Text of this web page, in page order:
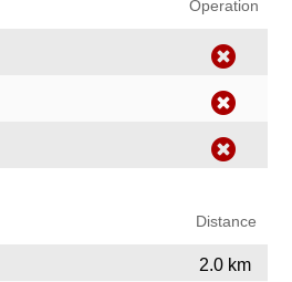
Operation
Distance
2.0 km